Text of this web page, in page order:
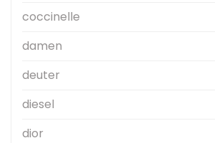
coccinelle
damen
deuter
diesel
dior